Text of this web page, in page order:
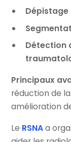
Détection
Principaux
réduction de
amélioration
Le RSNAa